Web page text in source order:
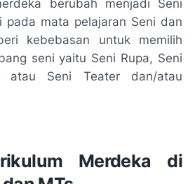
berubah menjadi Seni
pada mata pelajaran Seni dan
kebebasan untuk memilih
seni yaitu Seni Rupa, Seni
atau Seni Teater dan/atau
Merdeka di